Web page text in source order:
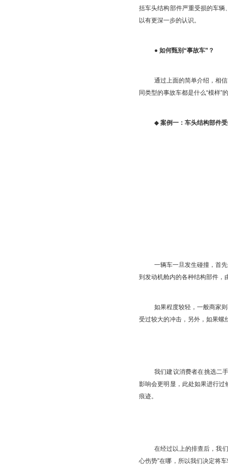
括车头结构部件严重受损的车
以有更深一步的认识。
● 如何甄别“事故车”？
通过上面的简单介绍，相
同类型的事故车都是什么“模样”
◆ 案例一：车头结构部件
一辆车一旦发生碰撞，首
到发动机舱内的各种结构部件，
如果程度较轻，一般商家
受过较大的冲击，另外，如果螺
我们建议消费者在挑选二
影响会更明显，此处如果进行
痕迹。
在经过以上的排查后，我
心伤势”在哪，所以我们决定将